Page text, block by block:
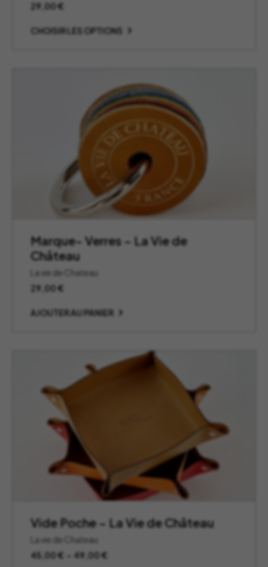
29,00€
CHOISIR LES OPTIONS
Marque- Verres – La Vie de
Château
La vie de Chateau
29,00€
AJOUTER AU PANIER
Vide Poche – La Vie de Château
La vie de Chateau
45,00€ 49,00€